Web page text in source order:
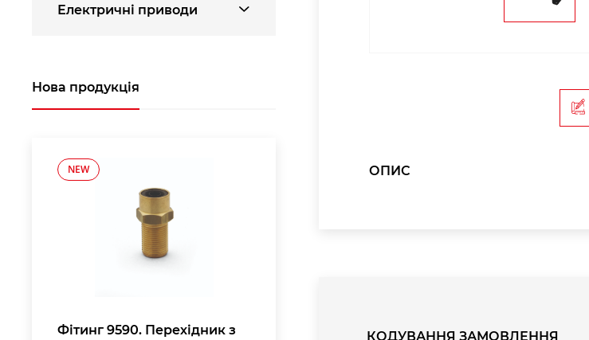
Електричні приводи
Нова продукція
NEW
Фітинг 9590. Перехідник з
ОПИС
КОДУВАННЯ ЗАМОВЛЕННЯ